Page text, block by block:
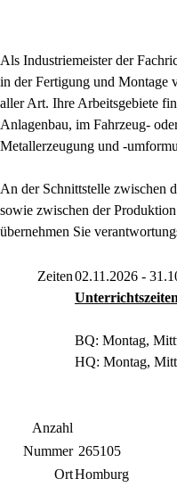
Als Industriemeister der
in der Fertigung und Montage
aller Art. Ihre Arbeitsgebiete
Anlagenbau, im Fahrzeug-
Metallerzeugung und -
An der Schnittstelle zwischen
sowie zwischen der
übernehmen Sie
Zeiten02.11.2026 -
Unterrichtszeiten
BQ: Montag,
HQ: Montag,
Anzahl
Nummer 265105
OrtHomburg